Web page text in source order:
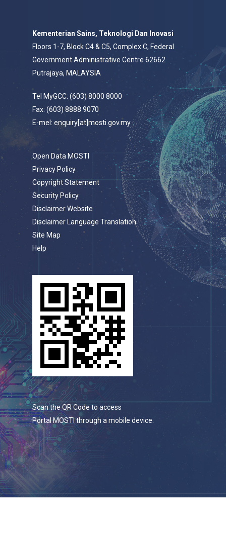
Kementerian Sains, Teknologi Dan Inovasi
Floors 1-7, Block C4 & C5, Complex C, Federal
Government Administrative Centre 62662
Putrajaya, MALAYSIA
Tel MyGCC: (603) 8000 8000
Fax: (603) 8888 9070
E-mel: enquiry[at]mosti.gov.my
Open Data MOSTI
Privacy Policy
Copyright Statement
Security Policy
Disclaimer Website
Disclaimer Language Translation
Site Map
Help
Scan the QR Code to access
Portal MOSTI through a mobile device.